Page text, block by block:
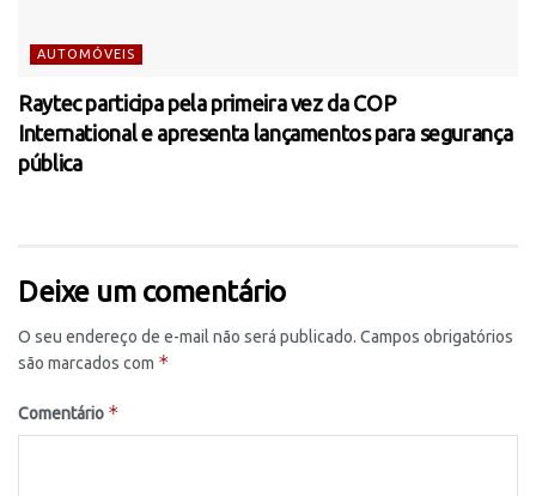
AUTOMÓVEIS
Raytec participa pela primeira vez da COP
International e apresenta lançamentos para segurança
pública
Deixe um comentário
O seu endereço de e-mail não será publicado. Campos obrigatórios
são marcados com *
Comentário *